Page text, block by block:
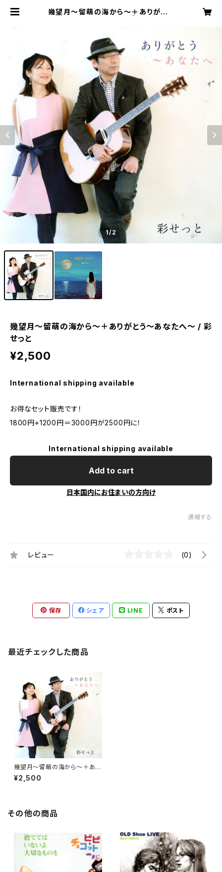
幾望月～留萌の海から～＋ありがとう
1/2
幾望月～留萌の海から～＋ありがとう～あなたへ～ / 彩
せっと
¥2,500
International shipping available
お得なセット販売です！
1800円+1200円＝3000円が2500円に！
International shipping available
Add to cart
日本国内にお住まいの方向け
通報する
レビュー (0)
保存 シェア LINE ポスト
最近チェックした商品
幾望月～留萌の海から～＋あり
がとう～あなたへ～ / 彩せっと
¥2,500
その他の商品